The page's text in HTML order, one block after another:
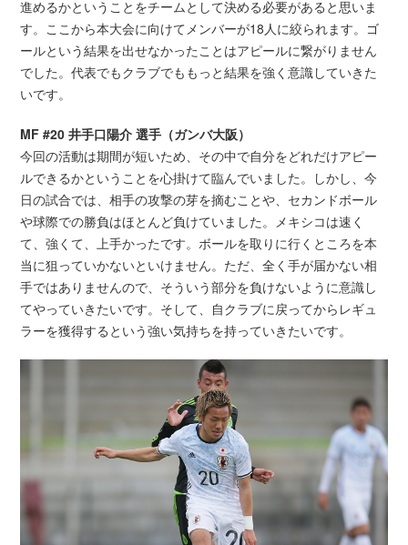
進めるかということをチームとして決める必要があると思いま
す。ここから本大会に向けてメンバーが18人に絞られます。ゴ
ールという結果を出せなかったことはアピールに繋がりません
でした。代表でもクラブでももっと結果を強く意識していきた
いです。
MF #20 井手口陽介 選手（ガンバ大阪）
今回の活動は期間が短いため、その中で自分をどれだけアピー
ルできるかということを心掛けて臨んでいました。しかし、今
日の試合では、相手の攻撃の芽を摘むことや、セカンドボール
や球際での勝負はほとんど負けていました。メキシコは速く
て、強くて、上手かったです。ボールを取りに行くところを本
当に狙っていかないといけません。ただ、全く手が届かない相
手ではありませんので、そういう部分を負けないように意識し
てやっていきたいです。そして、自クラブに戻ってからレギュ
ラーを獲得するという強い気持ちを持っていきたいです。